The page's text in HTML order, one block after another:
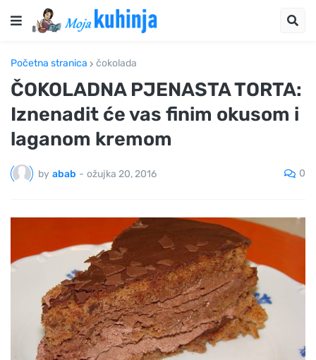
Početna stranica čokolada
ČOKOLADNA PJENASTA TORTA:
Iznenadit će vas finim okusom i
laganom kremom
by abab - ožujka 20, 2016 0